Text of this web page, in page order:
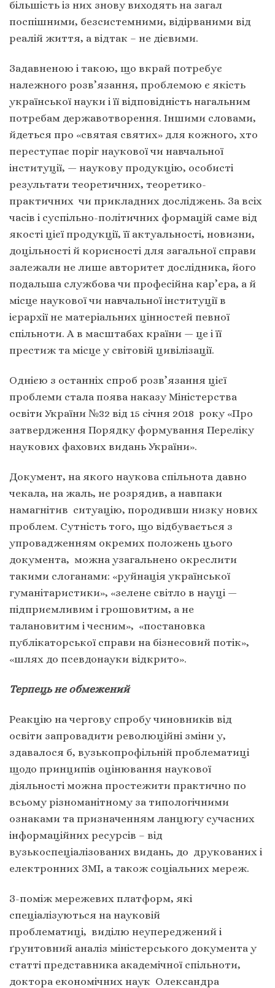
більшість із них знову виходять на загал
поспішними, безсистемними, відірваними від
реалій життя, а відтак – не дієвими.
Задавненою і такою, що вкрай потребує
належного розв’язання, проблемою є якість
української науки і її відповідність нагальним
потребам державотворення. Іншими словами,
йдеться про «святая святих» для кожного, хто
переступає поріг наукової чи навчальної
інституції, — наукову продукцію, особисті
результати теоретичних, теоретико-
практичних чи прикладних досліджень. За всіх
часів і суспільно-політичних формацій саме від
якості цієї продукції, її актуальності, новизни,
доцільності й корисності для загальної справи
залежали не лише авторитет дослідника, його
подальша службова чи професійна кар’єра, а й
місце наукової чи навчальної інституції в
ієрархії не матеріальних цінностей певної
спільноти. А в масштабах країни — це і її
престиж та місце у світовій цивілізації.
Однією з останніх спроб розв’язання цієї
проблеми стала поява наказу Міністерства
освіти України №32 від 15 січня 2018 року «Про
затвердження Порядку формування Переліку
наукових фахових видань України».
Документ, на якого наукова спільнота давно
чекала, на жаль, не розрядив, а навпаки
намагнітив ситуацію, породивши низку нових
проблем. Сутність того, що відбувається з
упровадженням окремих положень цього
документа, можна узагальнено окреслити
такими слоганами: «руйнація української
гуманітаристики», «зелене світло в науці —
підприємливим і грошовитим, а не
талановитим і чесним», «постановка
публікаторської справи на бізнесовий потік»,
«шлях до псевдонауки відкрито».
Терпець не обмежений
Реакцію на чергову спробу чиновників від
освіти запровадити революційні зміни у,
здавалося б, вузькопрофільній проблематиці
щодо принципів оцінювання наукової
діяльності можна простежити практично по
всьому різноманітному за типологічними
ознаками та призначенням ланцюгу сучасних
інформаційних ресурсів – від
вузькоспеціалізованих видань, до друкованих і
електронних ЗМІ, а також соціальних мереж.
З-поміж мережевих платформ, які
спеціалізуються на науковій
проблематиці, виділю неупереджений і
ґрунтовний аналіз міністерського документа у
статті представника академічної спільноти,
доктора економічних наук Олександра